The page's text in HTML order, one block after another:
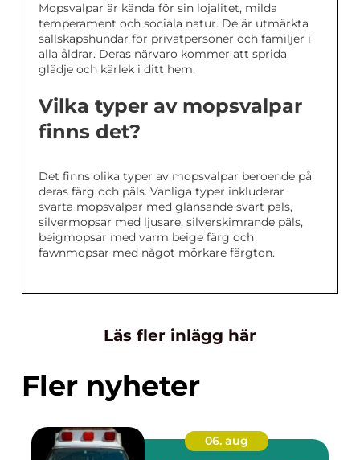
Mopsvalpar är kända för sin lojalitet, milda
temperament och sociala natur. De är utmärkta
sällskapshundar för privatpersoner och familjer i
alla åldrar. Deras närvaro kommer att sprida
glädje och kärlek i ditt hem.
Vilka typer av mopsvalpar
finns det?
Det finns olika typer av mopsvalpar beroende på
deras färg och päls. Vanliga typer inkluderar
svarta mopsvalpar med glänsande svart päls,
silvermopsar med ljusare, silverskimrande päls,
beigmopsar med varm beige färg och
fawnmopsar med något mörkare färgton.
Läs fler inlägg här
Fler nyheter
06. aug